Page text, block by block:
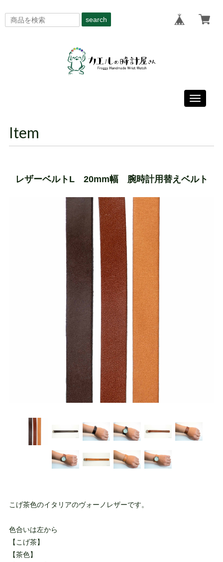
search
Toggle
Item
レザーベルトL 20mm幅 腕時計用替えベルト
こげ茶色のイタリアのヴォーノレザーです。
色合いは左から
【こげ茶】
【茶色】